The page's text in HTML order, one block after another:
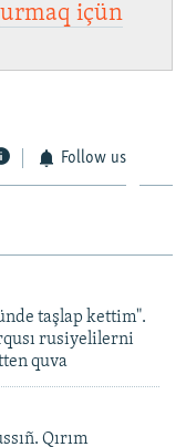
içün
Follow us
taşlap kettim".
rusiyelilerni
quva
Qırım